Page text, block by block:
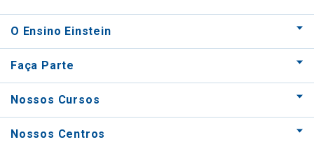
O Ensino Einstein
Faça Parte
Nossos Cursos
Nossos Centros